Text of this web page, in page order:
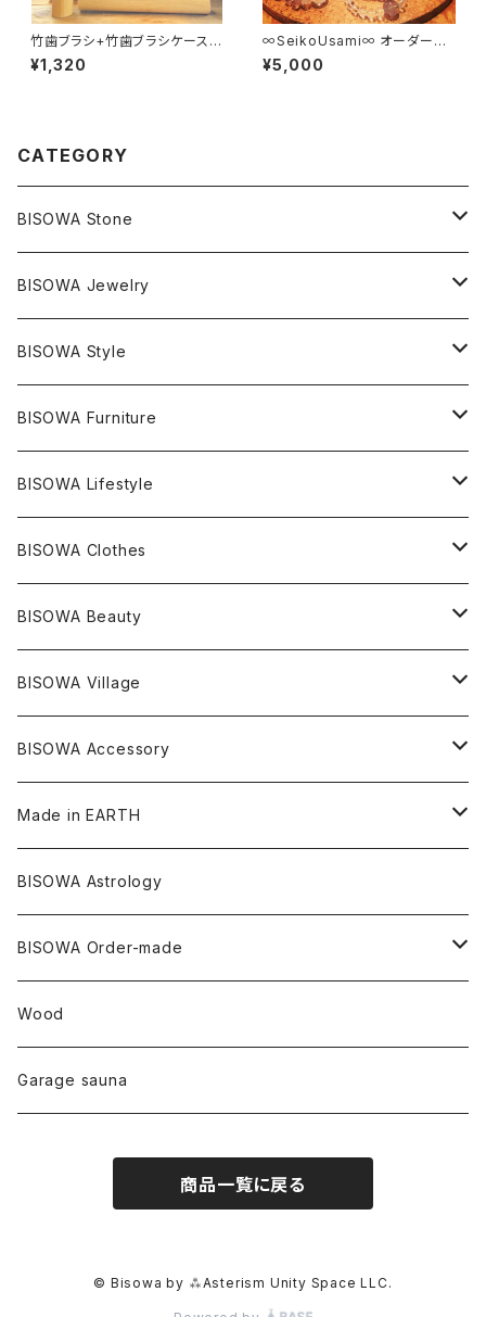
竹歯ブラシ+竹歯ブラシケースセ
ット
¥1,320
∞SeikoUsami∞ オーダーメ
イドBisowa Jewelry
¥5,000
CATEGORY
BISOWA Stone
マスタークリスタル / 水晶
エレスチャル
ライトニング
ツインソウル
メタモルフォーゼス
クォーツインクォーツ
ガーデンクォーツ
石の種類別
アメジスト
アクアマリン
デュモルチェライト
タンザナイト
ムーンストーン
ルチルクォーツ
産地別
ヒマラヤ
ブラジル
中国
アメリカ
BISOWA Jewelry
ネックレス／ペンダント
宇佐美聖子
絹麻 ~kenma~
ピアス
宇佐美聖子
Others
ブレスレット
宇佐美聖子
Others
リング
サンキャッチャー
ヘアアクセサリー
イヤリング
キーホルダー
BISOWA Style
ONE PIECE
ヘンプ
オーガニックコットン
PANTS
ヘンプ
オーガニックコットン
T-SHIRT
オーガニックコットン
ヘンプコットン
leggings
ヘンプ
オーガニックコットン
Others
ヘンプ
オーガニックコットン
Underwear
BISOWA Furniture
のるすく
BISOWA Lifestyle
Music
宇佐美聖子
Niceness Music
浄化アイテム
Cosmic Hemp 麻炭
セージ
オラクルカード
キャンドル
HAZE 和蝋燭
縁キャンドル
陶器
大蝶恵美子
Tomoko Uemura Art 麻炭陶器
Cosmic hemp
YUGEN GLASS
others
foods
BISOWA Clothes
麻
絹
Others
オーガニックコットン
バンブー
オーガニックフリース
BISOWA Beauty
ヘンプオイル
BISOWA Village
Bisowa Club Room
BISOWA Accessory
ヘアゴム
宇佐美聖子
Made in EARTH
Misakubo Japan
碧-AOI-の松葉天然酵母パン
Uwajima Japan
BISOWA Astrology
BISOWA Order-made
∞Seiko Usami∞
Wood
Garage sauna
商品一覧に戻る
© Bisowa by ⁂Asterism Unity Space LLC.